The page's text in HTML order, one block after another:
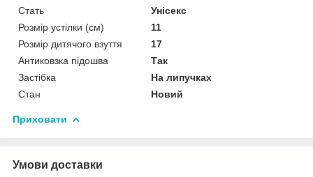
Стать
Унісекс
Розмір устілки (см)
11
Розмір дитячого взуття
17
Антиковзка підошва
Так
Застібка
На липучках
Стан
Новий
Приховати
Умови доставки